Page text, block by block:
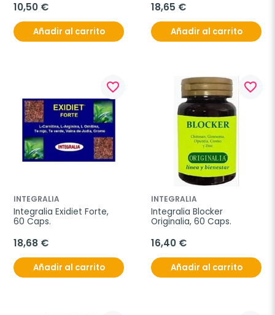
10,50 €
Añadir al carrito
18,65 €
Añadir al carrito
favorite_border
INTEGRALIA
Integralia Exidiet Forte,
60 Caps.
18,68 €
Añadir al carrito
favorite_border
INTEGRALIA
Integralia Blocker
Originalia, 60 Caps.
16,40 €
Añadir al carrito